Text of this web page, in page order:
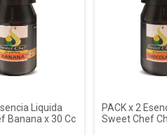
Liquida
Banana x 30 Cc
PACK x 2
Sweet Chef